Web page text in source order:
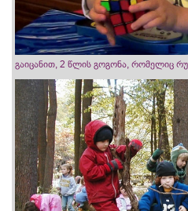
გაიცანით, 2 წლის გოგონა, რომელიც